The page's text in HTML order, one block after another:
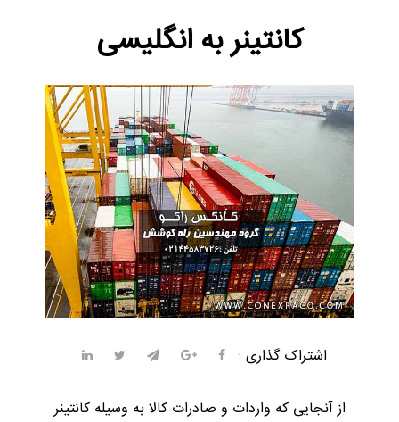
کانتینر به انگلیسی
اشتراک گذاری :
از آنجایی که واردات و صادرات کالا به وسیله کانتینر